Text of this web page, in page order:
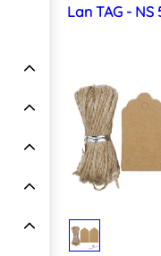
Lan TAG - NS